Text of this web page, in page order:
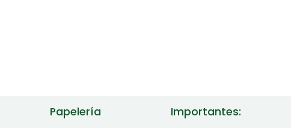
Papelería Importantes: